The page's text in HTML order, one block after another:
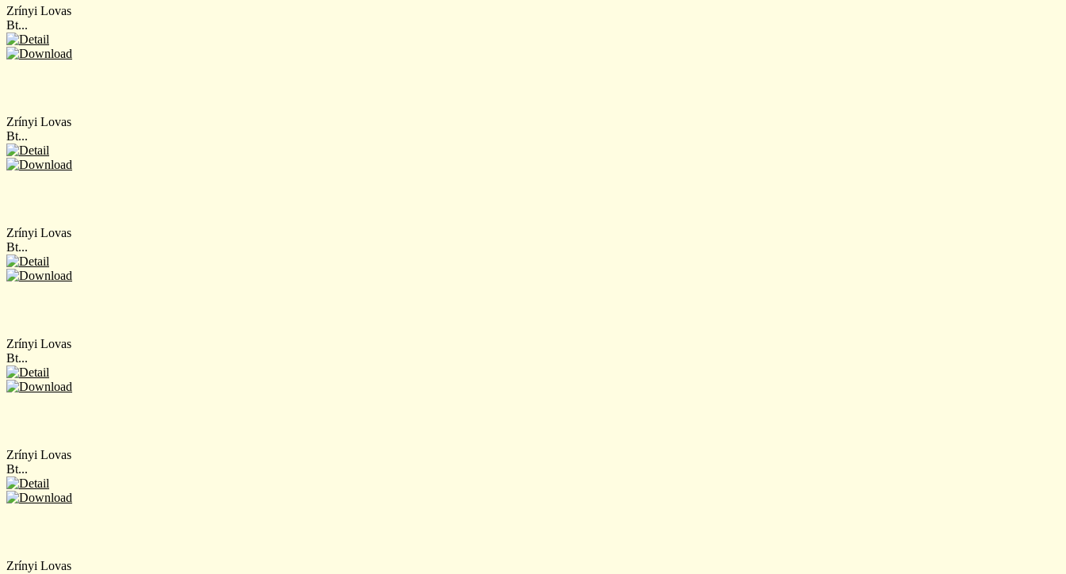
Zrínyi Lovas
Bt...
Zrínyi Lovas
Bt...
Zrínyi Lovas
Bt...
Zrínyi Lovas
Bt...
Zrínyi Lovas
Bt...
Zrínyi Lovas